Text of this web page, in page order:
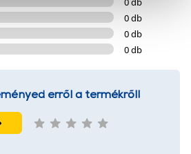
nem alkalmasak,
szükségesek. Az oldal
a cookie-k használatát.
0 db
0 db
0 db
erről a termékről!